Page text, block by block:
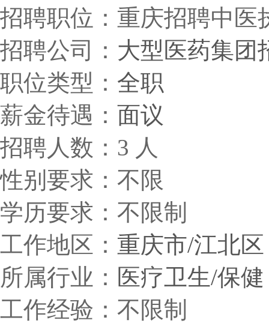
招聘职位：重庆招聘中医
招聘公司： 大型医药集团
职位类型： 全职
薪金待遇： 面议
招聘人数：3 人
性别要求：不限
学历要求：不限制
工作地区： 重庆市/江北区
所属行业： 医疗卫生/保健
工作经验：不限制